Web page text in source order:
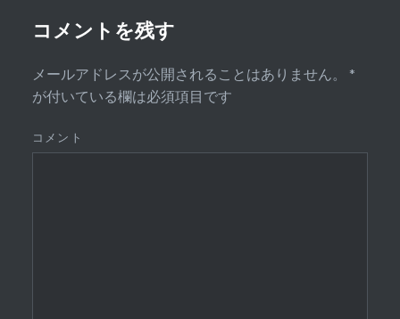
コメントを残す
メールアドレスが公開されることはありません。
*
が付いている欄は必須項目です
コメント